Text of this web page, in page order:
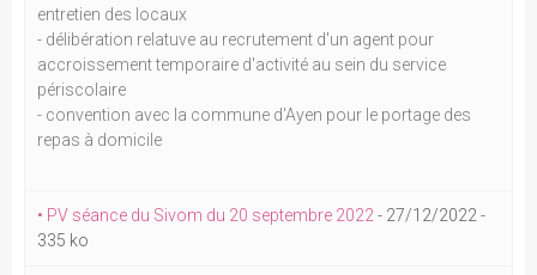
entretien des locaux
- délibération relatuve au recrutement d'un agent pour
accroissement temporaire d'activité au sein du service
périscolaire
- convention avec la commune d'Ayen pour le portage des
repas à domicile
• PV séance du Sivom du 20 septembre 2022 - 27/12/2022 -
335 ko